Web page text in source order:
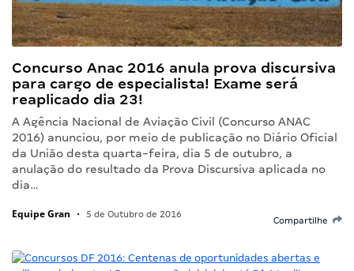
Concurso Anac 2016 anula prova discursiva
para cargo de especialista! Exame será
reaplicado dia 23!
A Agência Nacional de Aviação Civil (Concurso ANAC
2016) anunciou, por meio de publicação no Diário Oficial
da União desta quarta-feira, dia 5 de outubro, a
anulação do resultado da Prova Discursiva aplicada no
dia…
Equipe Gran • 5 de Outubro de 2016
Compartilhe